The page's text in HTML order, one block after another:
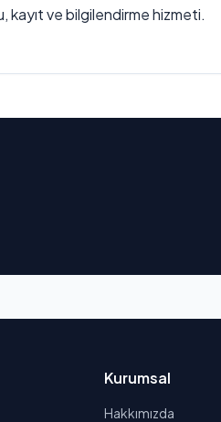
kayıt ve bilgilendirme hizmeti.
Kurumsal
Hakkımızda